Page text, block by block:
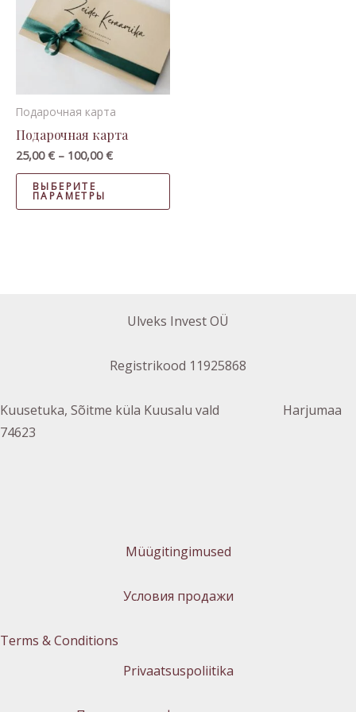
Подaрочная карта
Подaрочная карта
25,00€ – 100,00€
100,00 €
ВЫБЕРИТЕ
ПАРАМЕТРЫ
несколько
Опции
товара.
Ulveks Invest OÜ
Registrikood 11925868
Kuusetuka, Sõitme küla Kuusalu vald Harjumaa
74623
Müügitingimused
Условия продажи
Terms & Conditions
Privaatsuspoliitika